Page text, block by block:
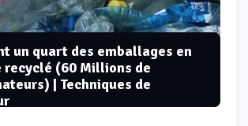
un quart des emballages en
recyclé (60 Millions de
| Techniques de